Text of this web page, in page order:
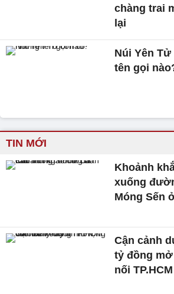
chàng trai
lại
Núi Yên
tên gọi
TIN MỚI
Khoảnh
xuống
Móng Sến
Cận cảnh
tỷ đồng
nối